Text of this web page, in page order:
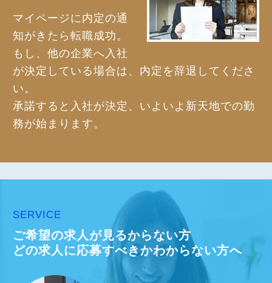
マイページに内定の通
知がきたら転職成功。
もし、他の企業へ入社
が決定している場合は、内定を辞退してくださ
い。
承諾すると入社が決定、いよいよ新天地での勤
務が始まります。
SERVICE
ご希望の求人が見るからない方
どの求人に応募すべきかわからない方へ